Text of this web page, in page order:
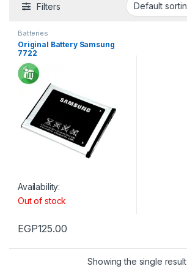
Filters
Batteries
Original Battery Samsung
7722
Availability:
Out of stock
EGP125.00
Showing the single result